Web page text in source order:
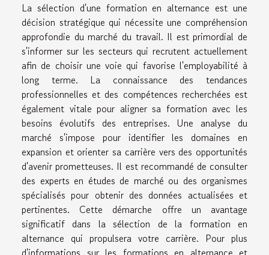
La sélection d'une formation en alternance est une
décision stratégique qui nécessite une compréhension
approfondie du marché du travail. Il est primordial de
s'informer sur les secteurs qui recrutent actuellement
afin de choisir une voie qui favorise l'employabilité à
long terme. La connaissance des tendances
professionnelles et des compétences recherchées est
également vitale pour aligner sa formation avec les
besoins évolutifs des entreprises. Une analyse du
marché s'impose pour identifier les domaines en
expansion et orienter sa carrière vers des opportunités
d'avenir prometteuses. Il est recommandé de consulter
des experts en études de marché ou des organismes
spécialisés pour obtenir des données actualisées et
pertinentes. Cette démarche offre un avantage
significatif dans la sélection de la formation en
alternance qui propulsera votre carrière. Pour plus